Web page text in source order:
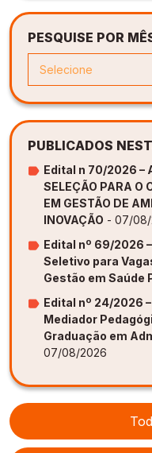
PESQUISE POR
PUBLICADOS
Edital n 70/2026 –
SELEÇÃO PARA O
EM GESTÃO DE
INOVAÇÃO - 07/
Edital nº 69/2026
Seletivo para
Gestão em Saúde
Edital nº 24/2026
Mediador
Graduação em
07/08/2026